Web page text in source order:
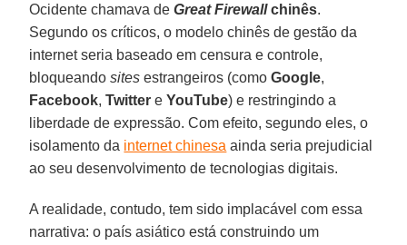
Ocidente chamava deGreat Firewallchinês.
Segundo os críticos, o modelo chinês de gestão da
internet seria baseado em censura e controle,
bloqueandosites estrangeiros (comoGoogle,
Facebook,Twitter eYouTube) e restringindo a
liberdade de expressão. Com efeito, segundo eles, o
isolamento da internet chinesa ainda seria prejudicial
ao seu desenvolvimento de tecnologias digitais.
A realidade, contudo, tem sido implacável com essa
narrativa: o país asiático está construindo um